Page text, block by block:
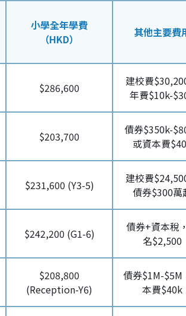
小學全年學費
（HKD）
其他主要費
$286,600
建校費
年費$10k-
$203,700
債券$350k-
或資本費
$231,600 (Y3-5)
建校費
債券$300萬
$242,200 (G1-6)
債券+資本稅
名$2,500
$208,800
(Reception-Y6)
債券$1M-$5M
本費$40k